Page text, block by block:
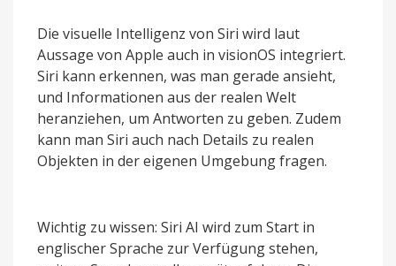
Die visuelle Intelligenz von Siri wird laut
Aussage von Apple auch in visionOS integriert.
Siri kann erkennen, was man gerade ansieht,
und Informationen aus der realen Welt
heranziehen, um Antworten zu geben. Zudem
kann man Siri auch nach Details zu realen
Objekten in der eigenen Umgebung fragen.
Wichtig zu wissen: Siri AI wird zum Start in
englischer Sprache zur Verfügung stehen,